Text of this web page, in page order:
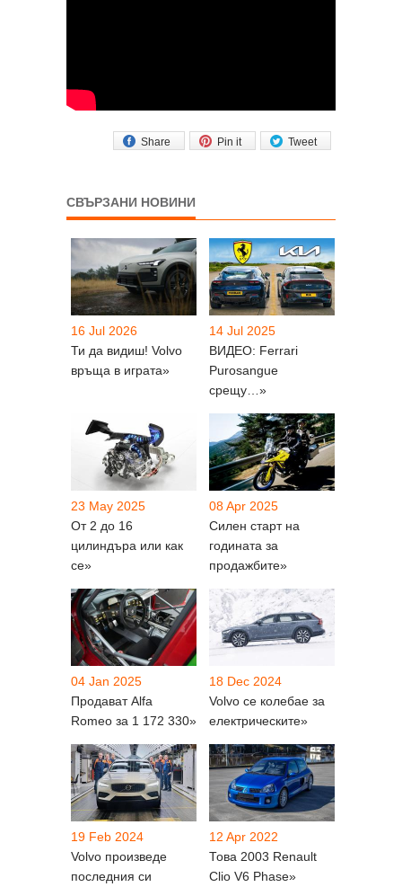
Tweet
Pin it
Share
СВЪРЗАНИ НОВИНИ
16 Jul 2026
Ти да видиш! Volvo
връща в играта»
14 Jul 2025
ВИДЕО: Ferrari
Purosangue
срещу…»
23 May 2025
От 2 до 16
цилиндъра или как
се»
08 Apr 2025
Силен старт на
годината за
продажбите»
04 Jan 2025
Продават Alfa
Romeo за 1 172 330»
18 Dec 2024
Volvo се колебае за
електрическите»
19 Feb 2024
Volvo произведе
последния си
12 Apr 2022
Това 2003 Renault
Clio V6 Phase»